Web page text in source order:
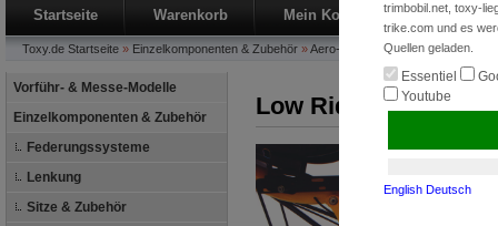
Startseite Warenkorb Mein Konto Neukunde?
Toxy.de Startseite » Einzelkomponenten & Zubehör »Aero-Verkleidung»Low Rider
Vorführ- & Messe-Modelle
Einzelkomponenten & Zubehör
Federungssysteme
Lenkung
Sitze & Zubehör
Low Rider
trimbobil.net, toxy-
trike.com und es
Quellen geladen.
Essentiel
Youtube
English Deutsch